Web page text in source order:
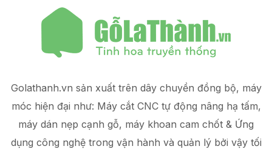
Golathanh.vn sản xuất trên dây chuyền đồng bộ, máy
móc hiện đại như: Máy cắt CNC tự động nâng hạ tấm,
máy dán nẹp cạnh gỗ, máy khoan cam chốt & Ứng
dụng công nghệ trong vận hành và quản lý bởi vậy tối